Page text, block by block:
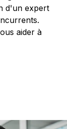
d'un expert
aider à